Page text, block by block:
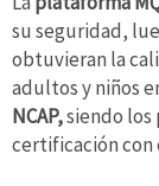
su seguridad,
obtuvieran la
adultos y niños
NCAP,siendo los
certificación con